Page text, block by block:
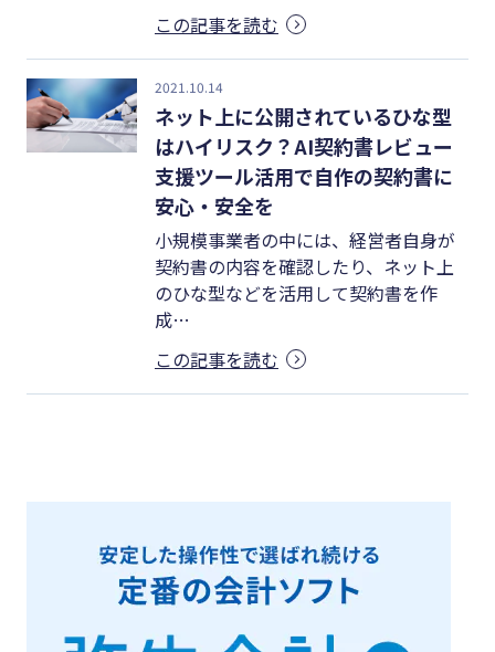
この記事を読む
2021.10.14
ネット上に公開されているひな型
はハイリスク？AI契約書レビュー
支援ツール活用で自作の契約書に
安心・安全を
小規模事業者の中には、経営者自身が
契約書の内容を確認したり、ネット上
のひな型などを活用して契約書を作
成…
この記事を読む